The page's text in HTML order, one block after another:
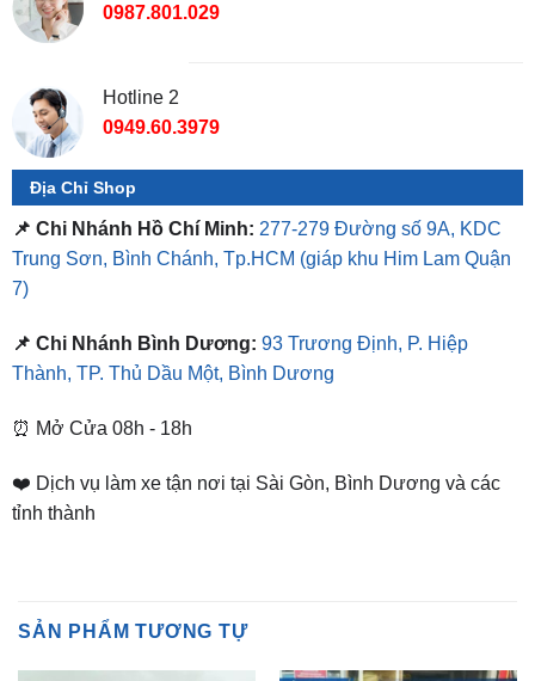
Địa Chỉ Shop
📌 Chi Nhánh Hồ Chí Minh: 277-279 Đường số 9A, KDC
Trung Sơn, Bình Chánh, Tp.HCM
7)
📌 Chi Nhánh Bình Dương:
⏰ Mở Cửa 08h - 18h
❤️ Dịch vụ làm xe tận nơi tại Sài Gòn, Bình Dương và các